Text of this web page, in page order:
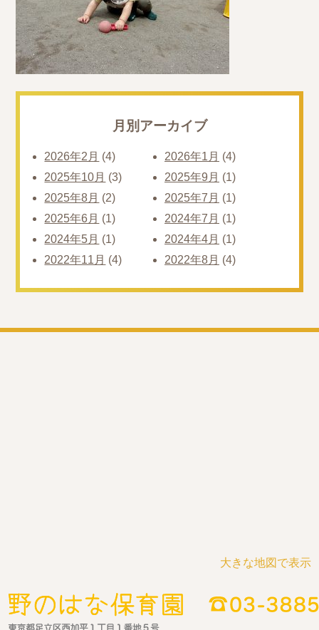
月別アーカイブ
2026年2月 (4) 2026年1月 (4)
2025年10月 (3) 2025年9月 (1)
2025年8月 (2) 2025年7月 (1)
2025年6月 (1) 2024年7月 (1)
2024年5月 (1) 2024年4月 (1)
2022年11月 (4) 2022年8月 (4)
大きな地図で表示